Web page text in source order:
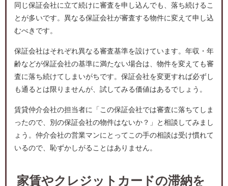
同じ保証会社に立て続けに審査を申し込んでも、落ち続けるこ
とが多いです。異なる保証会社が審査する物件に変えて申し込
むべきです。
保証会社はそれぞれ異なる審査基準を設けています。年収・年
齢などが保証会社の基準に満たない場合は、物件を変えても審
査に落ち続けてしまいがちです。保証会社を変更すれば必ずし
も通るとは限りませんが、試してみる価値はあるでしょう。
賃貸仲介会社の担当者に「この保証会社では審査に落ちてしま
ったので、別の保証会社の物件はないか？」と相談してみまし
ょう。仲介会社の営業マンにとってこの手の相談は受け慣れて
いるので、恥ずかしがることはありません。
家賃やクレジットカードの滞納を